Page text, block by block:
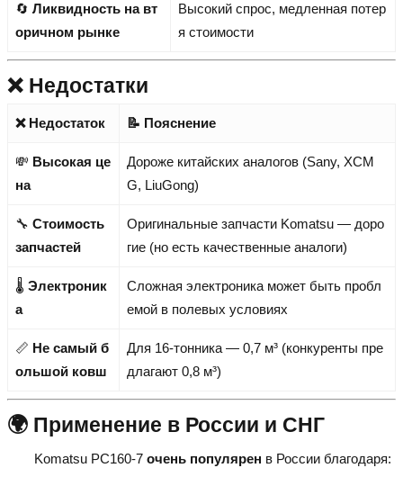
🔄 Ликвидность на вт
оричном рынке
Высокий спрос, медленная потер
я стоимости
❌ Недостатки
❌ Недостаток 📝 Пояснение
💸 Высокая це
на
Дороже китайских аналогов (Sany, XCM
G, LiuGong)
🔧 Стоимость
запчастей
Оригинальные запчасти Komatsu — доро
гие (но есть качественные аналоги)
🌡️ Электроник
а
Сложная электроника может быть пробл
емой в полевых условиях
📏 Не самый б
ольшой ковш
Для 16-тонника — 0,7 м³ (конкуренты пре
длагают 0,8 м³)
🌍 Применение в России и СНГ
Komatsu PC160-7 очень популярен в России благодаря: